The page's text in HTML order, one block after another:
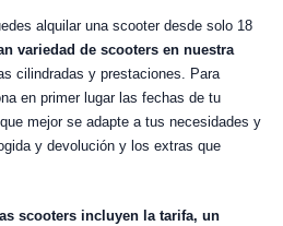
alquilar una scooter desde solo 18
variedad de scooters en nuestra
cilindradas y prestaciones. Para
en primer lugar las fechas de tu
mejor se adapte a tus necesidades y
y devolución y los extras que
scooters incluyen la tarifa, un